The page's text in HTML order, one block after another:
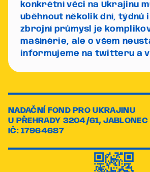
konkrétní věci na Ukrajinu
uběhnout několik dní, týdnů
zbrojní průmysl je
mašínérie, ale o všem
informujeme na twitteru a v
NADAČNÍ FOND PRO UKRAJINU
U PŘEHRADY 3204/61,
IČ: 17964687